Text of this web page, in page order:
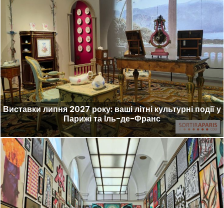
Виставки липня 2027 року: ваші літні культурні події у
Парижі та Іль-де-Франс